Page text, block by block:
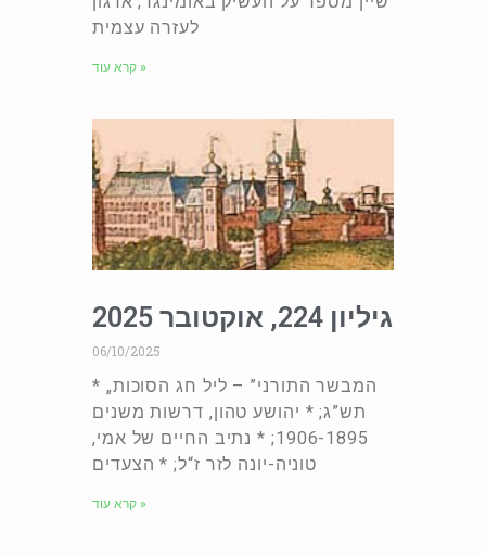
לעזרה עצמית
קרא עוד »
גיליון 224, אוקטובר 2025
06/10/2025
* „המבשר התורני” – ליל חג הסוכות
תש”ג; * יהושע טהון, דרשות משנים
1906-1895; * נתיב החיים של אמי,
טוניה-יונה לזר ז“ל; * הצעדים
קרא עוד »